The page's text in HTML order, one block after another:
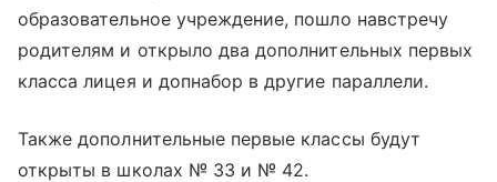
образовательное учреждение, пошло навстречу
родителям и открыло два дополнительных первых
класса лицея и допнабор в другие параллели.
Также дополнительные первые классы будут
открыты в школах № 33 и № 42.